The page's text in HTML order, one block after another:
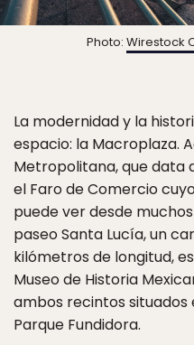
Photo: Wirestock
La modernidad y la
espacio: la Macroplaza.
Metropolitana, que data
el Faro de Comercio
puede ver desde
paseo Santa Lucía, un
kilómetros de longitud,
Museo de Historia
ambos recintos situados
Parque Fundidora.